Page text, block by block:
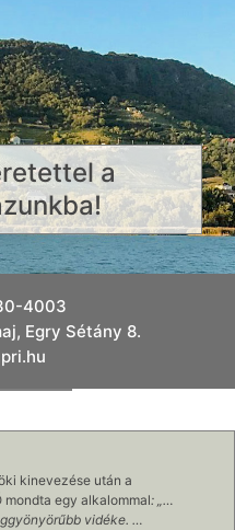
a
4003
Egry Sétány 8.
kinevezése után a
mondta egy alkalommal: „…
vidéke. …